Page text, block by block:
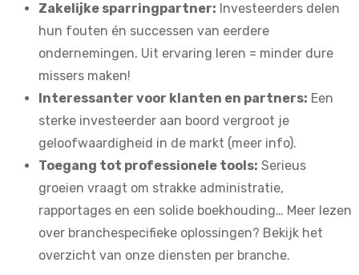
Zakelijke sparringpartner: Investeerders delen
hun fouten én successen van eerdere
ondernemingen. Uit ervaring leren = minder dure
missers maken!
Interessanter voor klanten en partners: Een
sterke investeerder aan boord vergroot je
geloofwaardigheid in de markt (meer info).
Toegang tot professionele tools: Serieus
groeien vraagt om strakke administratie,
rapportages en een solide boekhouding… Meer lezen
over branchespecifieke oplossingen? Bekijk het
overzicht van onze diensten per branche.